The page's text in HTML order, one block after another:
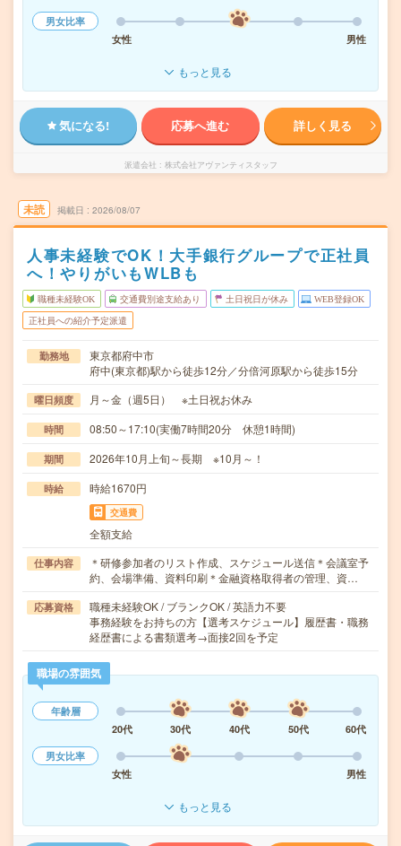
男女比率
女性
男性
もっと見る
気になる! 応募へ進む 詳しく見る
派遣会社 株式会社アヴァンティスタッフ
未読 掲載日 2026/08/07
人事未経験でOK！大手銀行グループで正社員
へ！やりがいもWLBも
職種未経験OK 交通費別途支給あり 土日祝日が休み WEB登録OK
正社員への紹介予定派遣
勤務地
東京都府中市
府中(東京都)駅から徒歩12分／分倍河原駅から徒歩15分
曜日頻度 月～金（週5日） ※土日祝お休み
時間 08:50～17:10(実働7時間20分 休憩1時間)
期間 2026年10月上旬～長期 ※10月～！
時給 時給1670円
交通費
全額支給
仕事内容
＊研修参加者のリスト作成、スケジュール送信＊会議室予
約、会場準備、資料印刷＊金融資格取得者の管理、資…
応募資格
職種未経験OK / ブランクOK / 英語力不要
事務経験をお持ちの方【選考スケジュール】履歴書・職務
経歴書による書類選考→面接2回を予定
職場の雰囲気
年齢層
20代
30代 40代 50代
60代
男女比率
女性
男性
もっと見る